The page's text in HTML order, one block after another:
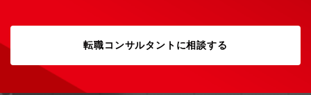
転職コンサルタントに相談する